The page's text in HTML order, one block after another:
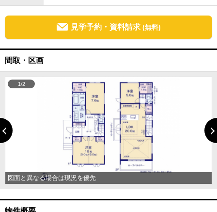
見学予約・資料請求 (無料)
間取・区画
図面と異なる場合は現況を優先
1/2